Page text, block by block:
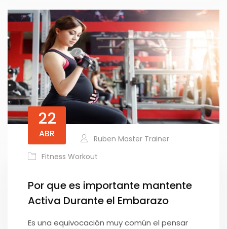
22
ABR
Ruben Master Trainer
Fitness Workout
Por que es importante mantente
Activa Durante el Embarazo
Es una equivocación muy común el pensar